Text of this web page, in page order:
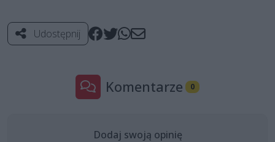
Udostępnij
Komentarze 0
Dodaj swoją opinię